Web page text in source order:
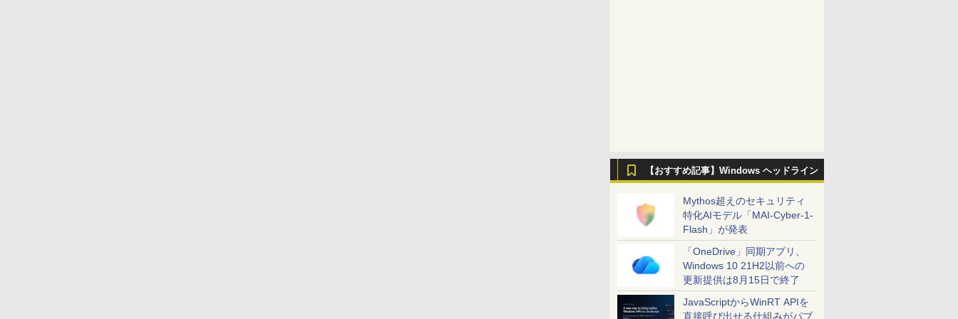
【おすすめ記事】Windows ヘッドライン
Mythos超えのセキュリティ
特化AIモデル「MAI-Cyber-1-
Flash」が発表
「OneDrive」同期アプリ、
Windows 10 21H2以前への
更新提供は8月15日で終了
JavaScriptからWinRT APIを
直接呼び出せる仕組みがパブ